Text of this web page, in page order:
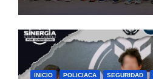
INICIO POLICIACA SEGURIDAD